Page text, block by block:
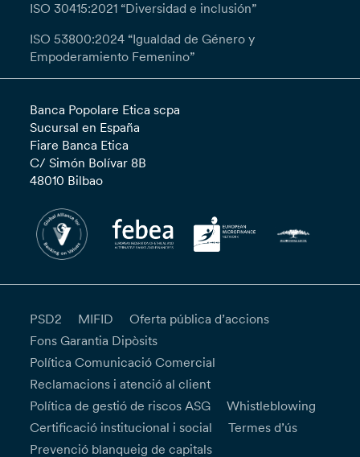
ISO 30415:2021 “Diversidad e inclusión”
ISO 53800:2024 “Igualdad de Género y
Empoderamiento Femenino”
Banca Popolare Etica scpa
Sucursal en España
Fiare Banca Etica
C/ Simón Bolívar 8B
48010 Bilbao
PSD2 MIFID
Oferta pública d’accions
Fons Garantia Dipòsits
Política Comunicació Comercial
Reclamacions i atenció al client
Política de gestió de riscos ASG
Whistleblowing
Certificació institucional i social
Termes d’ús
Prevenció blanqueig de capitals